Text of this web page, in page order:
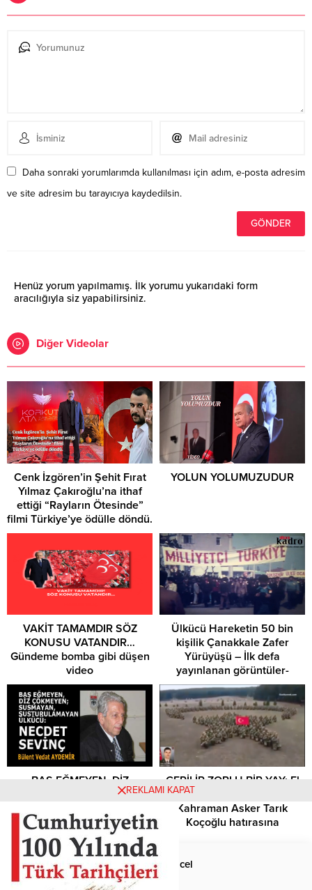
Daha sonraki yorumlarımda kullanılması için adım, e-posta adresim
ve site adresim bu tarayıcıya kaydedilsin.
Henüz yorum yapılmamış. İlk yorumu yukarıdaki form
aracılığıyla siz yapabilirsiniz.
Diğer Videolar
Cenk İzgören’in Şehit Fırat
Yılmaz Çakıroğlu’na ithaf
ettiği “Rayların Ötesinde”
filmi Türkiye’ye ödülle döndü.
YOLUN YOLUMUZUDUR
VAKİT TAMAMDIR SÖZ
KONUSU VATANDIR…
Gündeme bomba gibi düşen
video
Ülkücü Hareketin 50 bin
kişilik Çanakkale Zafer
Yürüyüşü – İlk defa
yayınlanan görüntüler-
BAŞ EĞMEYEN, DİZ
ÇÖKMEYEN; SUSMAYAN,
ÜLKÜCÜ: NECDET SEVİNÇ…
GERİLİR ZORLU BİR YAY: El
Bab’da Şehit düşen
Kahraman Asker Tarık
Koçoğlu hatırasına
Anasayfa Güncel
REKLAMI KAPAT